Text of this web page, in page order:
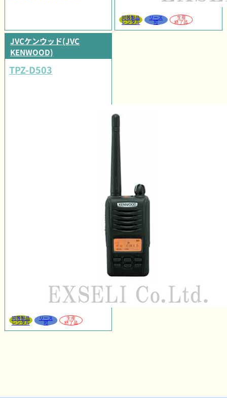
同等製品
レンタル
リース
可
生産
終了品
JVCケンウッド(JVC
KENWOOD)
TPZ-D503
同等製品
レンタル
リース
可
生産
終了品